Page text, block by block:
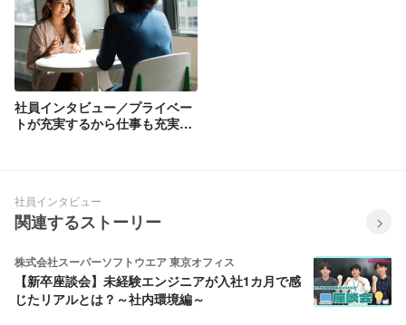
社員インタビュー／プライベー
トが充実するから仕事も充実す
社員インタビュー
関連するストーリー
株式会社スーパーソフトウエア 東京オフィス
【新卒座談会】未経験エンジニアが入社1カ月で感
じたリアルとは？～社内環境編～